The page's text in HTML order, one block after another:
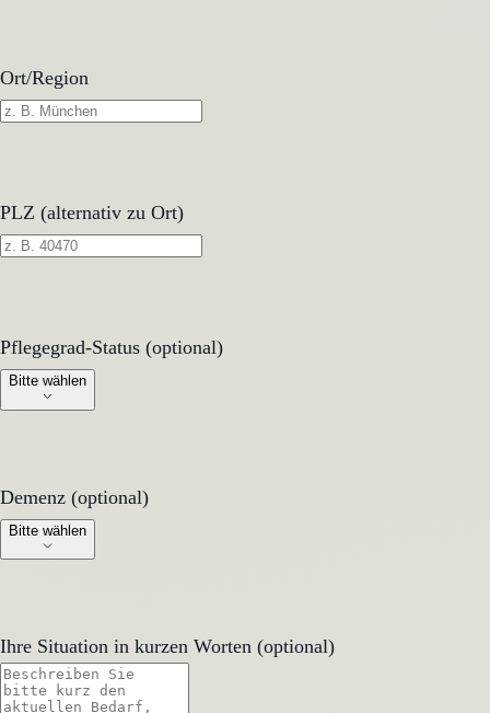
Ort/Region
PLZ (alternativ zu Ort)
Pflegegrad-Status (optional)
Pflegegrad-Status (optional)
Bitte wählen
Demenz (optional)
Demenz (optional)
Bitte wählen
Ihre Situation in kurzen Worten (optional)